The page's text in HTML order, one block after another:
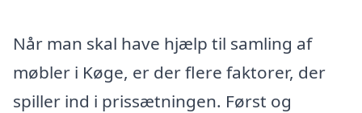
Når man skal have hjælp til samling af
møbler i Køge, er der flere faktorer, der
spiller ind i prissætningen. Først og